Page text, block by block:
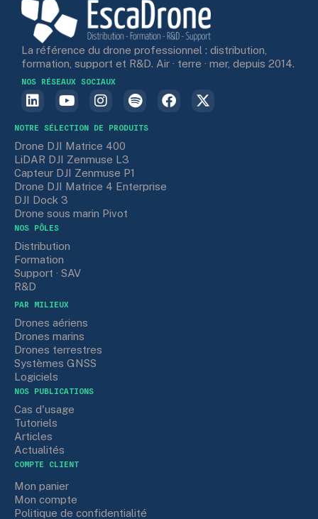
La référence du drone professionnel : distribution,
formation, support et R&D. Air · terre · mer, depuis 2014.
NOS RÉSEAUX SOCIAUX
NOTRE SÉLECTION DE PRODUITS
Drone DJI Matrice 400
LiDAR DJI Zenmuse L3
Capteur DJI Zenmuse P1
Drone DJI Matrice 4 Enterprise
DJI Dock 3
Drone sous marin Pivot
NOS PÔLES
Distribution
Formation
Support · SAV
R&D
PAR MILIEUX
Drones aériens
Drones marins
Drones terrestres
Systèmes GNSS
Logiciels
NOS PUBLICATIONS
Cas d'usage
Tutoriels
Articles
Actualités
COMPTE CLIENT
Mon panier
Mon compte
Politique de confidentialité